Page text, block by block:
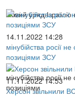
Новий уряд Ізраїлю
14.11.2022 14:28
мінубійства росії
позиціями ЗСУ
мінубійства росії
позиціями
11.11.2022 14:53
Херсон звільнили